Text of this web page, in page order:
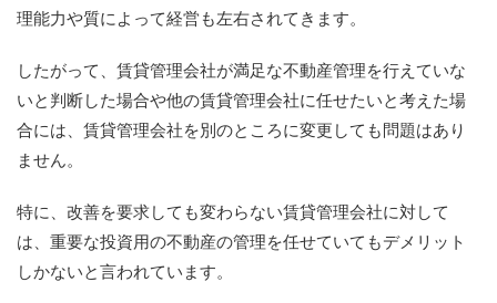
理能力や質によって経営も左右されてきます。
したがって、賃貸管理会社が満足な不動産管理を行えていな
いと判断した場合や他の賃貸管理会社に任せたいと考えた場
合には、賃貸管理会社を別のところに変更しても問題はあり
ません。
特に、改善を要求しても変わらない賃貸管理会社に対して
は、重要な投資用の不動産の管理を任せていてもデメリット
しかないと言われています。